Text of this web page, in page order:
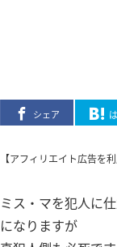
シェア
【アフィリエイト広告を
ミス・マを犯人に
になりますが